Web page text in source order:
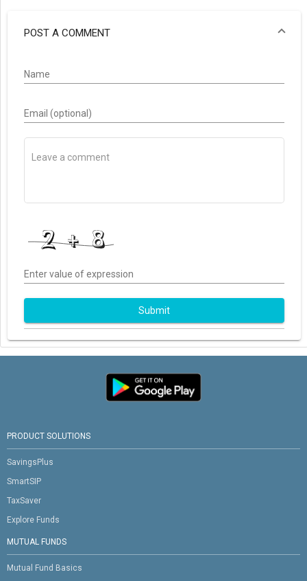
POST A COMMENT
Name
Email (optional)
Enter value of expression
Submit
PRODUCT SOLUTIONS
SavingsPlus
SmartSIP
TaxSaver
Explore Funds
MUTUAL FUNDS
Mutual Fund Basics